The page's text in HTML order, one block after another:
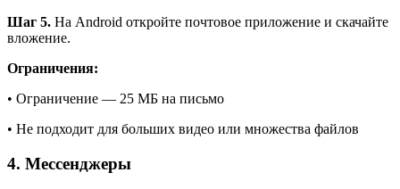
Шаг 5. На Android откройте почтовое приложение и скачайте
вложение.
Ограничения:
• Ограничение — 25 МБ на письмо
• Не подходит для больших видео или множества файлов
4. Мессенджеры